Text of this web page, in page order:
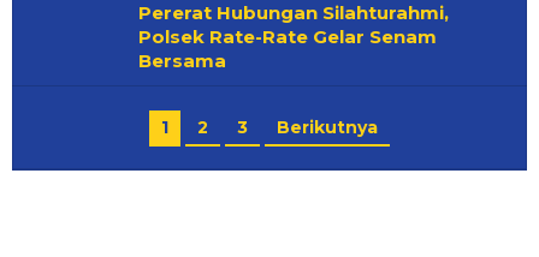
Pererat Hubungan Silahturahmi,
Polsek Rate-Rate Gelar Senam
Bersama
1 2 3 Berikutnya